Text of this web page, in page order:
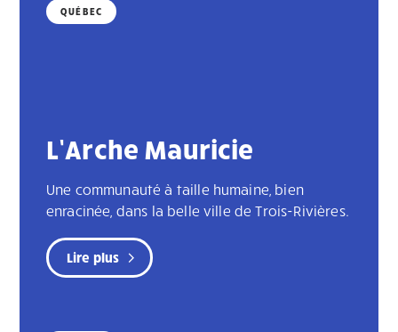
QUÉBEC
L’Arche Mauricie
Une communauté à taille humaine, bien
enracinée, dans la belle ville de Trois-Rivières.
Lire plus